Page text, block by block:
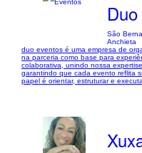
São
Anchieta
duo eventos é uma empresa de
na parceria como base para
colaborativa, unindo nossa
garantindo que cada evento reflita
papel é orientar, estruturar e